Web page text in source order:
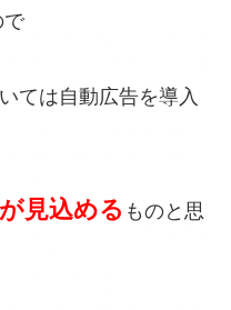
で
ては自動広告を導入
見込める ものと思